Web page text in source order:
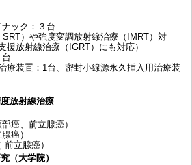
ナック：３台
SRT）や強度変調放射線治療（IMRT）対
援放射線治療（IGRT）にも対応）
台
療装置：1台、密封小線源永久挿入用治療装
放射線治療
癌、前立腺癌）
癌）
立腺癌）
（大学院）